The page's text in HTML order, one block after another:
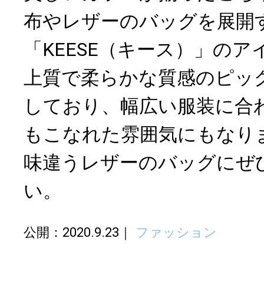
布やレザーのバッグを展開
「KEESE（キース）」の
上質で柔らかな質感のピ
しており、幅広い服装に合
もこなれた雰囲気にもな
味違うレザーのバッグにぜ
い。
公開：2020.9.23 ファッション